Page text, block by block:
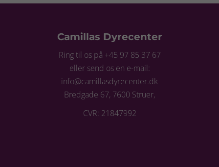
Camillas Dyrecenter
Ring til os på +45 97 85 37 67
eller send os en e-mail:
info@camillasdyrecenter.dk
Bredgade 67, 7600 Struer,
CVR: 21847992